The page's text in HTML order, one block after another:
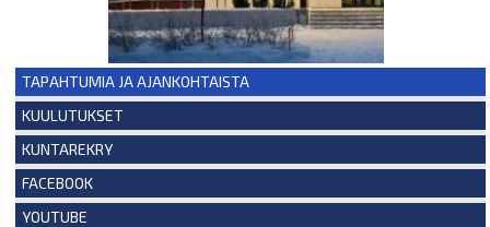
TAPAHTUMIA JA AJANKOHTAISTA
KUULUTUKSET
KUNTAREKRY
FACEBOOK
YOUTUBE